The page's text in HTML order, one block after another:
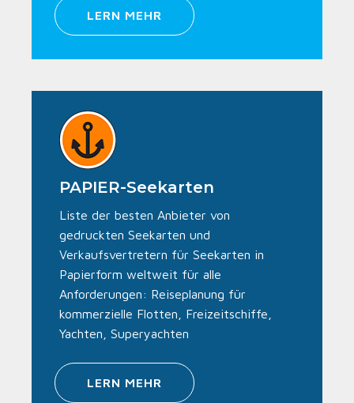
LERN MEHR
PAPIER-Seekarten
Liste der besten Anbieter von
gedruckten Seekarten und
Verkaufsvertretern für Seekarten in
Papierform weltweit für alle
Anforderungen: Reiseplanung für
kommerzielle Flotten, Freizeitschiffe,
Yachten, Superyachten
LERN MEHR